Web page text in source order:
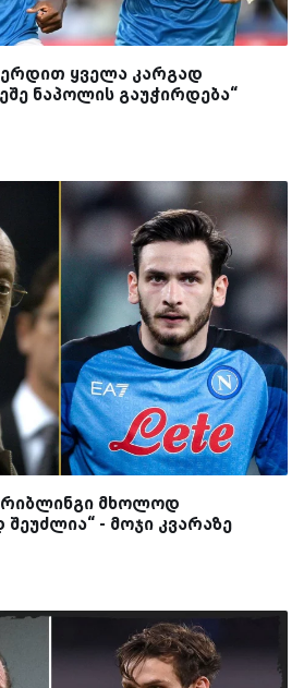
ყველა კარგად
ნაპოლის გაუჭირდება“
მხოლოდ
- მოჯი კვარაზე